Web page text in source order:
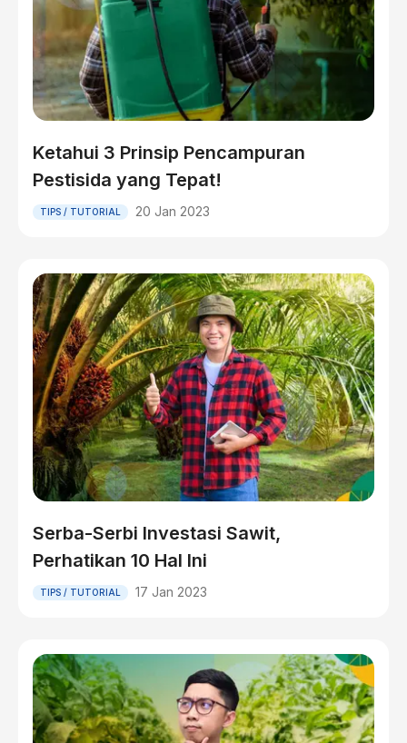
Ketahui 3 Prinsip Pencampuran
Pestisida yang Tepat!
TIPS / TUTORIAL 20 Jan 2023
Serba-Serbi Investasi Sawit,
Perhatikan 10 Hal Ini
TIPS / TUTORIAL 17 Jan 2023